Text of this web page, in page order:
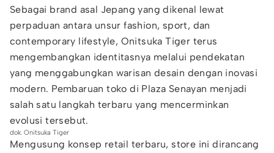
Sebagai brand asal Jepang yang dikenal lewat
perpaduan antara unsur fashion, sport, dan
contemporary lifestyle, Onitsuka Tiger terus
mengembangkan identitasnya melalui pendekatan
yang menggabungkan warisan desain dengan inovasi
modern. Pembaruan toko di Plaza Senayan menjadi
salah satu langkah terbaru yang mencerminkan
evolusi tersebut.
dok. Onitsuka Tiger
Mengusung konsep retail terbaru, store ini dirancang